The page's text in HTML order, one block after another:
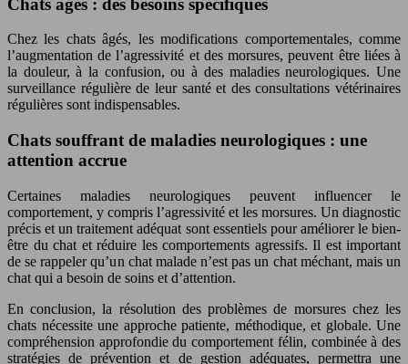
Chez les chats âgés, les modifications comportementales, comme
l’augmentation de l’agressivité et des morsures, peuvent être liées à
la douleur, à la confusion, ou à des maladies neurologiques. Une
surveillance régulière de leur santé et des consultations vétérinaires
régulières sont indispensables.
Chats souffrant de maladies neurologiques : une
attention accrue
Certaines maladies neurologiques peuvent influencer le
comportement, y compris l’agressivité et les morsures. Un diagnostic
précis et un traitement adéquat sont essentiels pour améliorer le bien-
être du chat et réduire les comportements agressifs. Il est important
de se rappeler qu’un chat malade n’est pas un chat méchant, mais un
chat qui a besoin de soins et d’attention.
En conclusion, la résolution des problèmes de morsures chez les
chats nécessite une approche patiente, méthodique, et globale. Une
compréhension approfondie du comportement félin, combinée à des
stratégies de prévention et de gestion adéquates, permettra une